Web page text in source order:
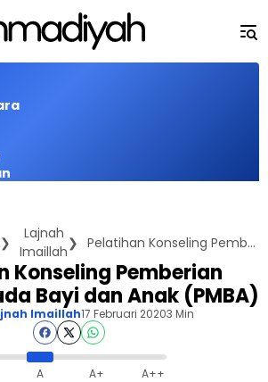
Lajnah
Imaillah
Pelatihan Konseling Pemberian Makanan pada Bayi dan Anak (PMBA)
Konseling Pemberian
Bayi dan Anak (PMBA)
Imaillah17 Februari 20203 Min
A A+ A++